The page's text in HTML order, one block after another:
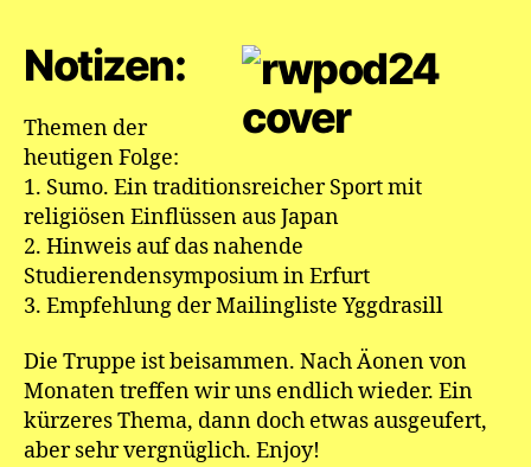
Notizen:
Themen der
heutigen Folge:
1. Sumo. Ein traditionsreicher Sport mit
religiösen Einflüssen aus Japan
2. Hinweis auf das nahende
Studierendensymposium in Erfurt
3. Empfehlung der Mailingliste Yggdrasill
Die Truppe ist beisammen. Nach Äonen von
Monaten treffen wir uns endlich wieder. Ein
kürzeres Thema, dann doch etwas ausgeufert,
aber sehr vergnüglich. Enjoy!